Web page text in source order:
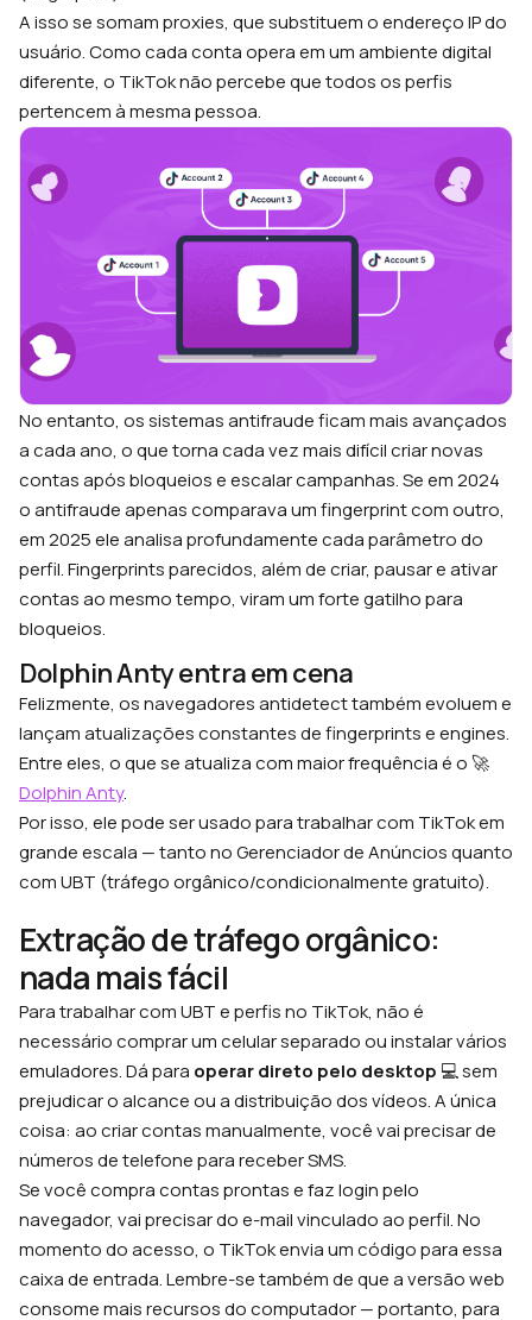
A isso se somam proxies, que substituem o endereço IP do
usuário. Como cada conta opera em um ambiente digital
diferente, o TikTok não percebe que todos os perfis
pertencem à mesma pessoa.
No entanto, os sistemas antifraude ficam mais avançados
a cada ano, o que torna cada vez mais difícil criar novas
contas após bloqueios e escalar campanhas. Se em 2024
o antifraude apenas comparava um fingerprint com outro,
em 2025 ele analisa profundamente cada parâmetro do
perfil. Fingerprints parecidos, além de criar, pausar e ativar
contas ao mesmo tempo, viram um forte gatilho para
bloqueios.
Dolphin Anty entra em cena
Felizmente, os navegadores antidetect também evoluem e
lançam atualizações constantes de fingerprints e engines.
Entre eles, o que se atualiza com maior frequência é o 🚀
Dolphin Anty.
Por isso, ele pode ser usado para trabalhar com TikTok em
grande escala — tanto no Gerenciador de Anúncios quanto
com UBT (tráfego orgânico/condicionalmente gratuito).
Extração de tráfego orgânico:
nada mais fácil
Para trabalhar com UBT e perfis no TikTok, não é
necessário comprar um celular separado ou instalar vários
emuladores. Dá para operar direto pelo desktop 💻 sem
prejudicar o alcance ou a distribuição dos vídeos. A única
coisa: ao criar contas manualmente, você vai precisar de
números de telefone para receber SMS.
Se você compra contas prontas e faz login pelo
navegador, vai precisar do e-mail vinculado ao perfil. No
momento do acesso, o TikTok envia um código para essa
caixa de entrada. Lembre-se também de que a versão web
consome mais recursos do computador — portanto, para